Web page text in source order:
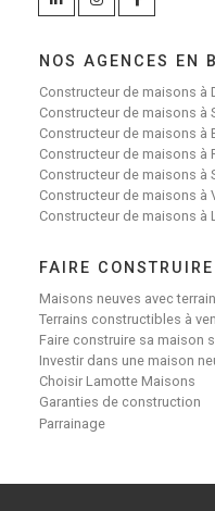
NOS AGENCES EN
Constructeur de maisons à
Constructeur de maisons à
Constructeur de maisons à
Constructeur de maisons à
Constructeur de maisons à
Constructeur de maisons à
Constructeur de maisons à
FAIRE
Maisons neuves avec terrain
Terrains constructibles à
Faire construire sa maison
Investir dans une maison
Choisir Lamotte Maisons
Garanties de construction
Parrainage